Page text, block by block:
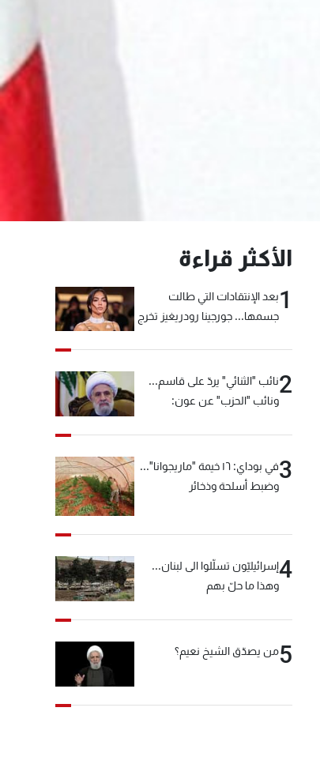
الأكثر قراءة
1بعد الإنتقادات التي طالت
جسمها... جورجينا رودريغيز تخرج
2نائب "الثنائي" يردّ على قاسم...
ونائب "الحزب" عن عون:
3
في بوداي: ١٦ خيمة "ماريجوانا"...
وضبط أسلحة وذخائر
4إسرائيليّون تسلّلوا الى لبنان...
وهذا ما حلّ بهم
5من يصدّق الشيخ نعيم؟